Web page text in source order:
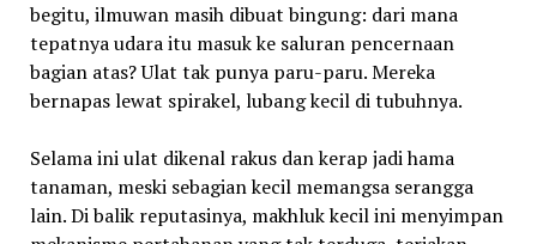
begitu, ilmuwan masih dibuat bingung: dari mana
tepatnya udara itu masuk ke saluran pencernaan
bagian atas? Ulat tak punya paru-paru. Mereka
bernapas lewat spirakel, lubang kecil di tubuhnya.
Selama ini ulat dikenal rakus dan kerap jadi hama
tanaman, meski sebagian kecil memangsa serangga
lain. Di balik reputasinya, makhluk kecil ini menyimpan